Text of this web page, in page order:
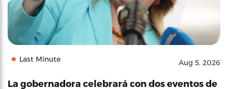
Last Minute Aug 5, 2026
La gobernadora celebrará con dos eventos de